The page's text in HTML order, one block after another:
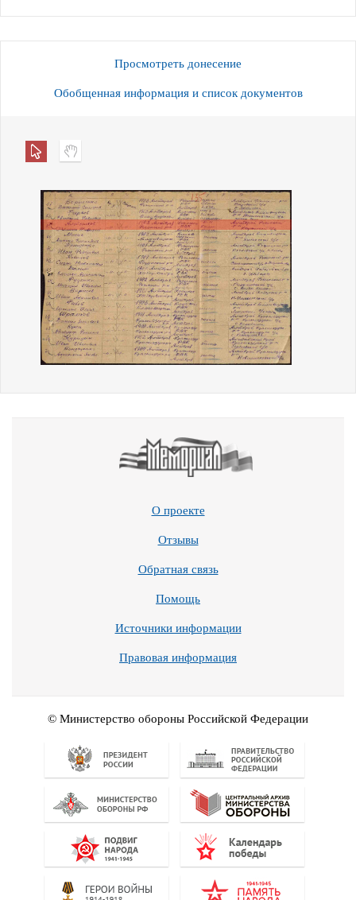
Просмотреть донесение
Обобщенная информация и список документов
О проекте
Отзывы
Обратная связь
Помощь
Источники информации
Правовая информация
© Министерство обороны Российской Федерации